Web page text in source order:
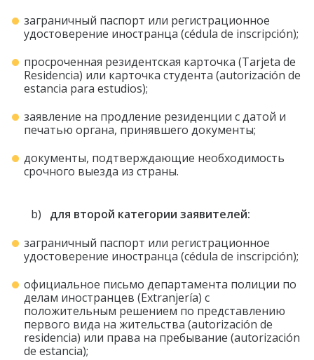
заграничный паспорт или регистрационное
удостоверение иностранца (cédula de inscripción);
просроченная резидентская карточка (Tarjeta de
Residencia) или карточка студента (autorización de
estancia para estudios);
заявление на продление резиденции с датой и
печатью органа, принявшего документы;
документы, подтверждающие необходимость
срочного выезда из страны.
b)
для второй категории заявителей:
заграничный паспорт или регистрационное
удостоверение иностранца (cédula de inscripción);
официальное письмо департамента полиции по
делам иностранцев (Extranjería) с
положительным решением по представлению
первого вида на жительства (autorización de
residencia) или права на пребывание (autorización
de estancia);